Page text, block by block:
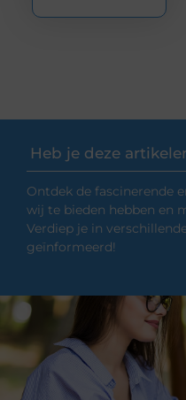
Heb je deze
Ontdek de fascinerende
wij te bieden hebben en
Verdiep je in
geïnformeerd!